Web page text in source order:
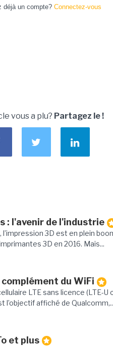
déjà un compte? Connectez-vous
vous a plu? Partagez le !
: l'avenir de l'industrie
l’impression 3D est en plein
3D en 2016. Mais...
complément du WiFi
LTE sans licence (LTE-U
l’objectif affiché de
et plus